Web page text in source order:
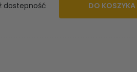
dostepność DO KOSZYKA